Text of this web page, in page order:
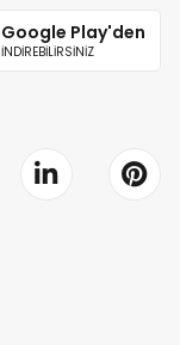
Google Play'den
İNDİREBİLİRSİNİZ